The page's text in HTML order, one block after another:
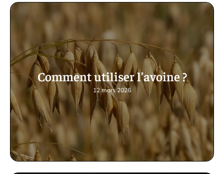
Comment utiliser l’avoine ?
12 mars 2026